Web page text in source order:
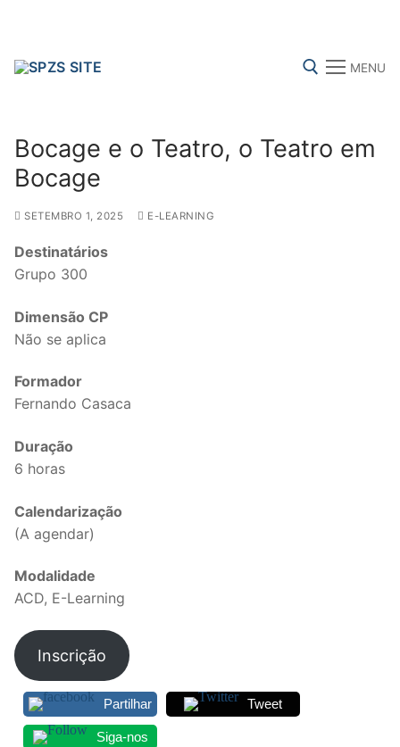
Search for:
MENU
FENPROF CGTP-IN FRENTE COMUM
Search
sindicalização
Notícias
Sectores
PRÉ-ESCOLAR
1º CICLO
2º/3º CEB / SECUNDÁRIO
EDUCAÇÃO ESPECIAL
PARTICULAR / IPSS / MISERICÓRDIAS
ENSINO SUPERIOR
Bocage e o Teatro, o Teatro em
Bocage
SETEMBRO 1, 2025 E-LEARNING
Destinatários
Grupo 300
Dimensão CP
Não se aplica
Formador
Fernando Casaca
Duração
6 horas
Calendarização
(A agendar)
Modalidade
ACD, E-Learning
Inscrição
Partilhar Tweet
Siga-nos